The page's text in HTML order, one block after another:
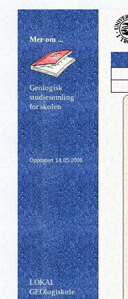
Mer om ...
Geologisk
studiesamling
for skolen
Oppdatert14.05.2008
LOKAL
GEOlogiskole